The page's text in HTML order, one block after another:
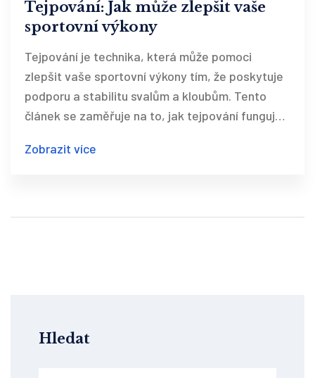
Tejpování: Jak může zlepšit vaše
sportovní výkony
Tejpování je technika, která může pomoci
zlepšit vaše sportovní výkony tím, že poskytuje
podporu a stabilitu svalům a kloubům. Tento
článek se zaměřuje na to, jak tejpování funguje,
výhody. Objevíme různé typy tejpu a tipy, jak je
pro vás, tento článek vám poskytne užitečné
Zobrazit více
Hledat